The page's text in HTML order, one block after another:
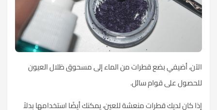
الآن، أضيفي بضع قطرات من الماء إلى مسحوق ظلال العيون
للحصول على قوام سائل.
إذا كان لديك قطرات منعشة للعين، يمكنك أيضًا استخدامها بدلاً